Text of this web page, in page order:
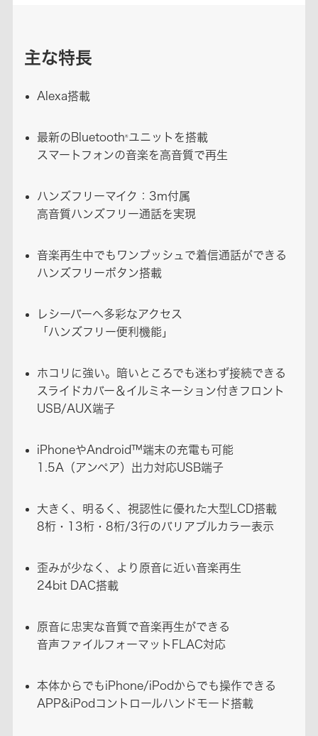
主な特長
Alexa搭載
最新のBluetooth®ユニットを搭載
スマートフォンの音楽を高音質で再生
ハンズフリーマイク：3m付属
高音質ハンズフリー通話を実現
音楽再生中でもワンプッシュで着信通話ができる
ハンズフリーボタン搭載
レシーバーへ多彩なアクセス
「ハンズフリー便利機能」
ホコリに強い。暗いところでも迷わず接続できる
スライドカバー＆イルミネーション付きフロント
USB/AUX端子
iPhoneやAndroid™端末の充電も可能
1.5A（アンペア）出力対応USB端子
大きく、明るく、視認性に優れた大型LCD搭載
8桁・13桁・8桁/3行のバリアブルカラー表示
歪みが少なく、より原音に近い音楽再生
24bit DAC搭載
原音に忠実な音質で音楽再生ができる
音声ファイルフォーマットFLAC対応
本体からでもiPhone/iPodからでも操作できる
APP&iPodコントロールハンドモード搭載